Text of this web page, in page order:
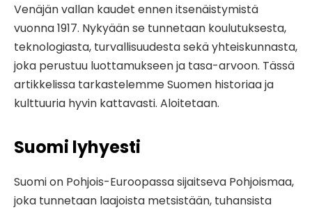
Venäjän vallan kaudet ennen itsenäistymistä
vuonna 1917. Nykyään se tunnetaan koulutuksesta,
teknologiasta, turvallisuudesta sekä yhteiskunnasta,
joka perustuu luottamukseen ja tasa-arvoon. Tässä
artikkelissa tarkastelemme Suomen historiaa ja
kulttuuria hyvin kattavasti. Aloitetaan.
Suomi lyhyesti
Suomi on Pohjois-Euroopassa sijaitseva Pohjoismaa,
joka tunnetaan laajoista metsistään, tuhansista